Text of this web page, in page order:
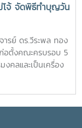
โจ้ จัดพิธีทำบุญวัน
รย์ ดร.วีระพล ทอง
อตั้งคณะครบรอบ 5
คลและเป็นเครื่อง
ย ผู้บริหารคณะสัตว